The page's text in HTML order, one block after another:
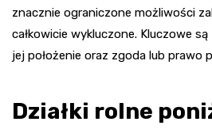
znacznie ograniczone możliwości
całkowicie wykluczone. Kluczowe
jej położenie oraz zgoda lub prawo
Działki rolne